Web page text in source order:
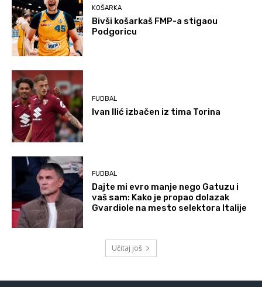
KOŠARKA
Bivši košarkaš FMP-a stigaou
Podgoricu
FUDBAL
Ivan Ilić izbačen iz tima Torina
FUDBAL
Dajte mi evro manje nego Gatuzu i
vaš sam: Kako je propao dolazak
Gvardiole na mesto selektora Italije
Učitaj još